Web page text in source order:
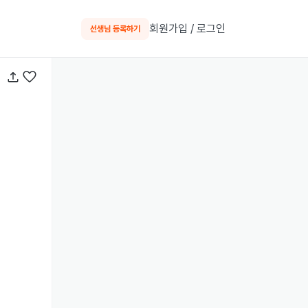
선생님 등록하기 회원가입 / 로그인